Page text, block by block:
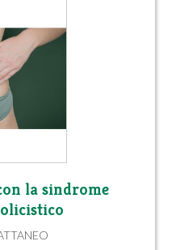
la sindrome